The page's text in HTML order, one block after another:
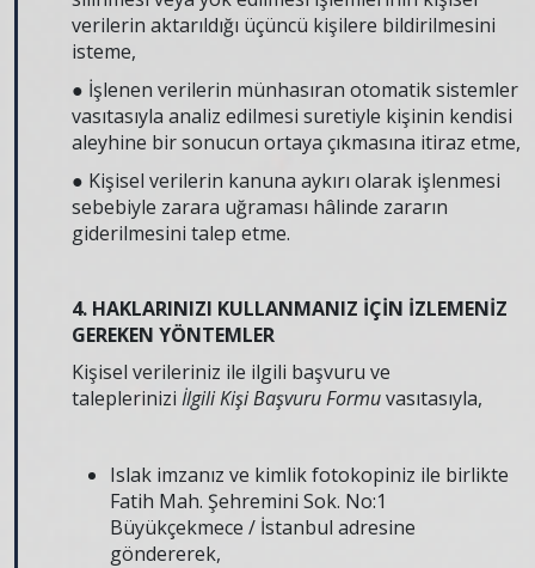
verilerin aktarıldığı üçüncü kişilere bildirilmesini
isteme,
● İşlenen verilerin münhasıran otomatik sistemler
vasıtasıyla analiz edilmesi suretiyle kişinin kendisi
aleyhine bir sonucun ortaya çıkmasına itiraz etme,
● Kişisel verilerin kanuna aykırı olarak işlenmesi
sebebiyle zarara uğraması hâlinde zararın
giderilmesini talep etme.
4. HAKLARINIZI KULLANMANIZ İÇİN İZLEMENİZ
GEREKEN YÖNTEMLER
Kişisel verileriniz ile ilgili başvuru ve
taleplerinizi İlgili Kişi Başvuru Formuvasıtasıyla,
Islak imzanız ve kimlik fotokopiniz ile birlikte
Fatih Mah. Şehremini Sok. No:1
Büyükçekmece / İstanbul adresine
göndererek,